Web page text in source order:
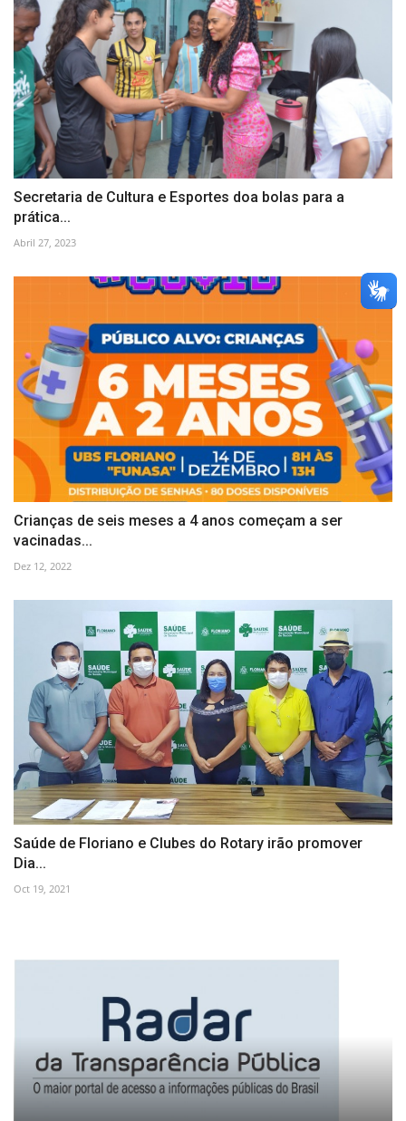
Secretaria de Cultura e Esportes doa bolas para a
prática...
Abril 27, 2023
Crianças de seis meses a 4 anos começam a ser
vacinadas...
Dez 12, 2022
Saúde de Floriano e Clubes do Rotary irão promover
Dia...
Oct 19, 2021